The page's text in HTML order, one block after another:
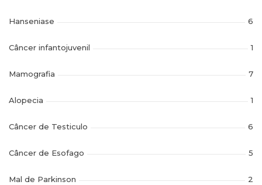
Hanseniase 6
Câncer infantojuvenil 1
Mamografia 7
Alopecia 1
Câncer de Testiculo 6
Câncer de Esofago 5
Mal de Parkinson 2